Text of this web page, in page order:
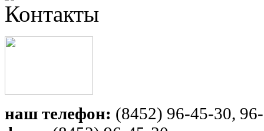
Контакты
наш телефон: (8452) 96-45-30,